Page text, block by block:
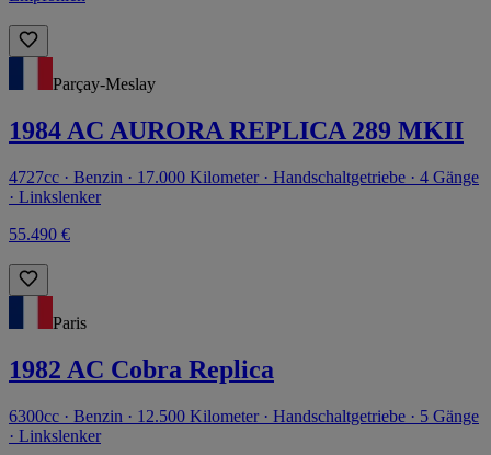
Parçay-Meslay
1984 AC AURORA REPLICA 289 MKII
4727cc · Benzin · 17.000 Kilometer · Handschaltgetriebe · 4 Gänge
· Linkslenker
55.490 €
Paris
1982 AC Cobra Replica
6300cc · Benzin · 12.500 Kilometer · Handschaltgetriebe · 5 Gänge
· Linkslenker